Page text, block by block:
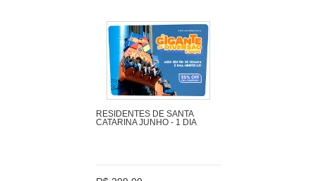
RESIDENTES DE SANTA
CATARINA JUNHO - 1 DIA